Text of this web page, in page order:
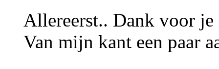
Allereerst.. Dank voor
Van mijn kant een paar